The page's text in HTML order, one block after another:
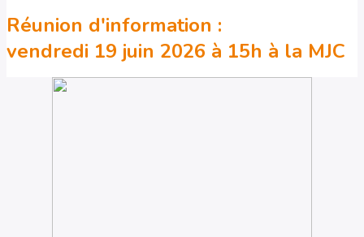
Réunion d'information :
vendredi 19 juin 2026 à 15h à la MJC